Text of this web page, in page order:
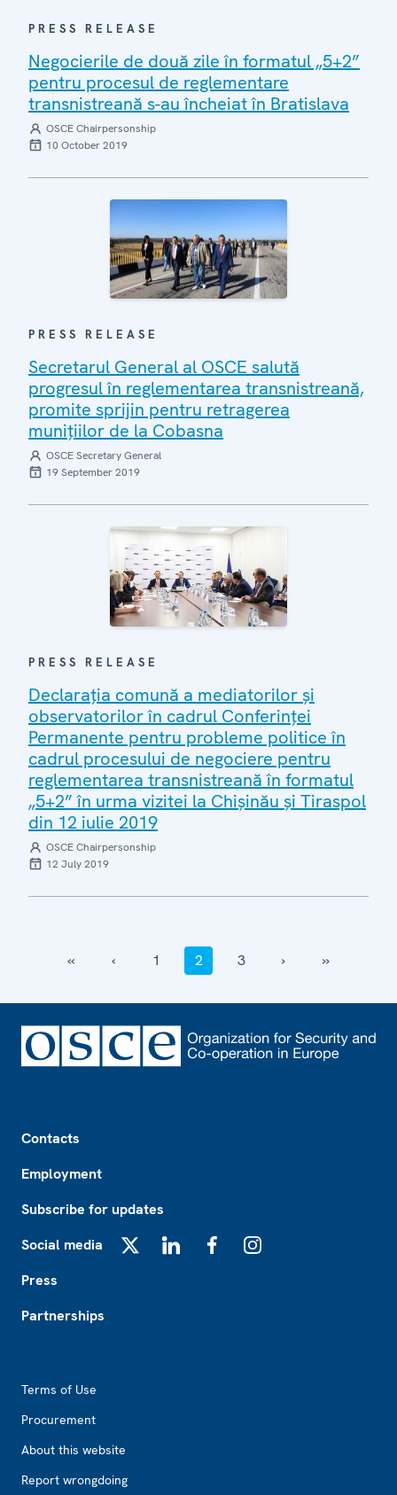
PRESS RELEASE
Negocierile de două zile în formatul „5+2”
pentru procesul de reglementare
transnistreană s-au încheiat în Bratislava
OSCE Chairpersonship
10 October 2019
PRESS RELEASE
Secretarul General al OSCE salută
progresul în reglementarea transnistreană,
promite sprijin pentru retragerea
munițiilor de la Cobasna
OSCE Secretary General
19 September 2019
PRESS RELEASE
Declarația comună a mediatorilor și
observatorilor în cadrul Conferinței
Permanente pentru probleme politice în
cadrul procesului de negociere pentru
reglementarea transnistreană în formatul
„5+2” în urma vizitei la Chișinău și Tiraspol
din 12 iulie 2019
OSCE Chairpersonship
12 July 2019
‹‹ ‹ 1 2 3 › ››
Contacts
Employment
Subscribe for updates
Social media
Press
Partnerships
Terms of Use
Procurement
About this website
Report wrongdoing